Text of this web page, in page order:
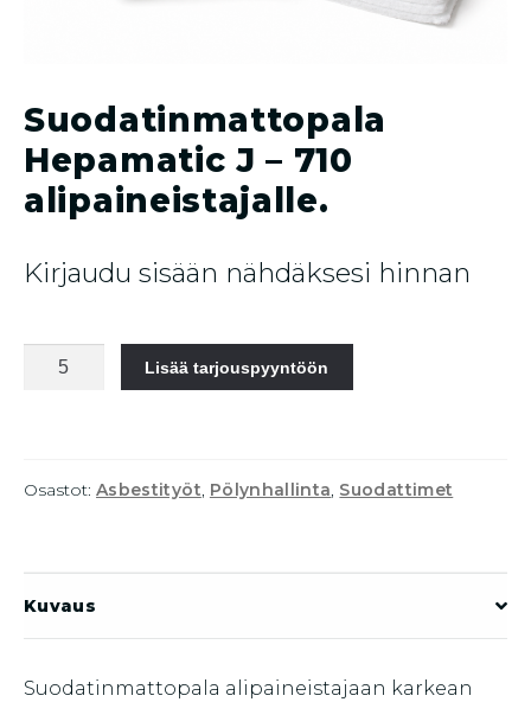
Suodatinmattopala
Hepamatic J – 710
alipaineistajalle.
Kirjaudu sisään nähdäksesi hinnan
Suodatinmattopala
Hepamatic
alipaineistajalle.
Lisää tarjouspyyntöön
Osastot: Asbestityöt, Pölynhallinta, Suodattimet
Kuvaus
Suodatinmattopala alipaineistajaan karkean